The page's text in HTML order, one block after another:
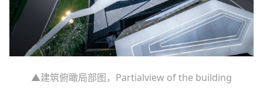
▲建筑俯瞰局部图，Partialview of the building